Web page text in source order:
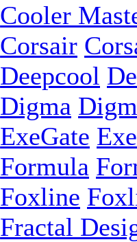
Cooler
Corsair
Deepcool
Digma
ExeGate
Formula
Foxline
Fractal